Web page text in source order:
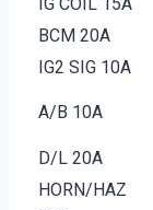
BCM 20A
IG2 SIG 10A
A/B 10A
D/L 20A
HORN/HAZ